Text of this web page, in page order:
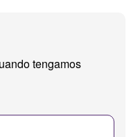
tengamos